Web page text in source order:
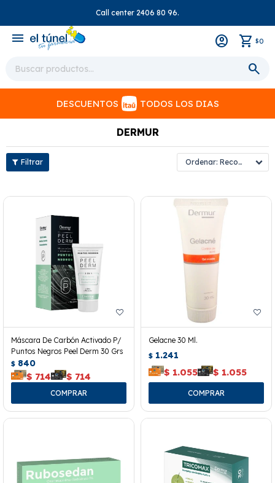
Call center 2406 80 96.
menu $0
DESCUENTOS TODOS LOS DIAS
DERMUR
Recomendados
Máscara De Carbón Activado P/
Puntos Negros Peel Derm 30 Grs
$ 840
$ 714 $ 714
Gelacne 30 Ml.
$ 1.241
$ 1.055 $ 1.055
close